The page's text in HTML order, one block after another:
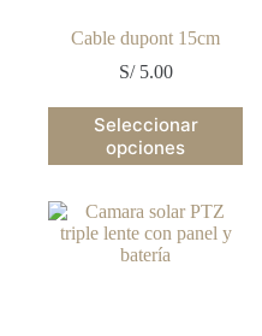
Cable dupont 15cm
S/5.00
Seleccionar
opciones
Este
producto
tiene
variantes.
Las
opciones
se